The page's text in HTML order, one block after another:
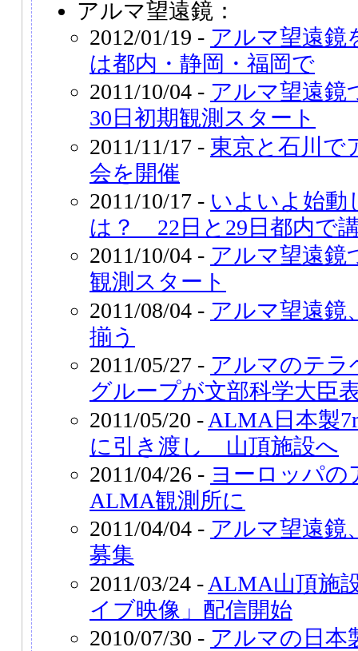
アルマ望遠鏡：
2012/01/19 - アルマ望遠
は都内・静岡・福岡で
2011/10/04 - アルマ望遠
30日初期観測スタート
2011/11/17 - 東京と石川で
会を開催
2011/10/17 - いよいよ始動
は？ 22日と29日都内で
2011/10/04 - アルマ望遠
観測スタート
2011/08/04 - アルマ望遠鏡
揃う
2011/05/27 - アルマのテラ
グループが文部科学大臣
2011/05/20 - ALMA日本製
に引き渡し 山頂施設へ
2011/04/26 - ヨーロッパの
ALMA観測所に
2011/04/04 - アルマ望遠鏡
募集
2011/03/24 - ALMA山頂施
イブ映像」配信開始
2010/07/30 - アルマの日本